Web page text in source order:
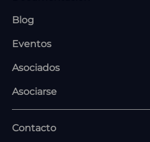
Blog
Eventos
Asociados
Asociarse
Contacto